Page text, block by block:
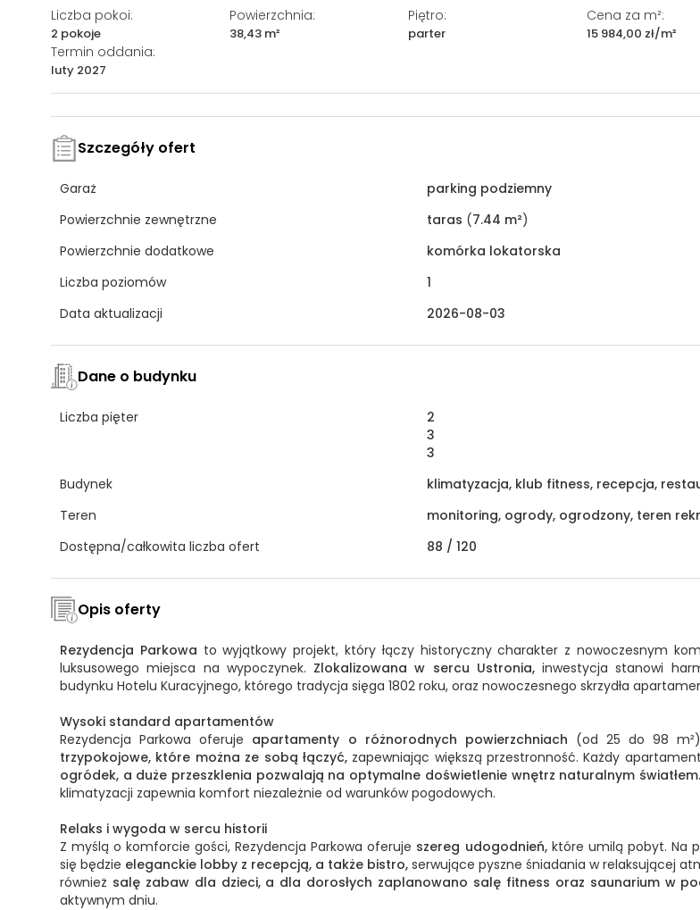
Liczba pokoi:
2 pokoje
Powierzchnia:
38,43 m²
Piętro:
parter
Cena za m²:
15 984,00 zł/m²
Termin oddania:
luty 2027
Szczegóły ofert
Garaż
parking podziemny
Powierzchnie zewnętrzne
taras (7.44 m²)
Powierzchnie dodatkowe
komórka lokatorska
Liczba poziomów
1
Data aktualizacji
2026-08-03
Dane o budynku
Liczba pięter
2
3
3
Budynek
klimatyzacja, klub fitness, recepcja,
Teren
monitoring, ogrody, ogrodzony, teren
Dostępna/całkowita liczba ofert
88 / 120
Opis oferty
Rezydencja Parkowa to wyjątkowy projekt, który łączy historyczny charakter z nowoczesnym
luksusowego miejsca na wypoczynek. Zlokalizowana w sercu Ustronia,inwestycja stanowi
budynku Hotelu Kuracyjnego, którego tradycja sięga 1802 roku, oraz nowoczesnego skrzydła
Wysoki standard apartamentów
Rezydencja Parkowa oferuje apartamenty o różnorodnych powierzchniach (od 25 do 98
trzypokojowe, które można ze sobą łączyć,zapewniając większą przestronność. Każdy
ogródek, a duże przeszklenia pozwalają na optymalne doświetlenie wnętrz naturalnym światłem.
klimatyzacji zapewnia komfort niezależnie od warunków pogodowych.
Relaks i wygoda w sercu historii
Z myślą o komforcie gości, Rezydencja Parkowa oferuje szereg udogodnień,które umilą pobyt. Na
się będzie eleganckie lobby z recepcją, a także bistro, serwujące pyszne śniadania w relaksującej
również salę zabaw dla dzieci, a dla dorosłych zaplanowano salę fitness oraz saunarium w
aktywnym dniu.